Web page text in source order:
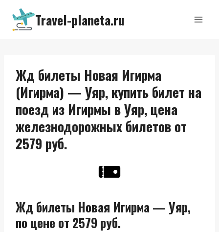
Перейти
содержимому
Travel-planeta.ru
Жд билеты Новая Игирма
(Игирма) — Уяр, купить билет на
поезд из Игирмы в Уяр, цена
железнодорожных билетов от
2579 руб.
Жд билеты Новая Игирма — Уяр,
по цене от 2579 руб.